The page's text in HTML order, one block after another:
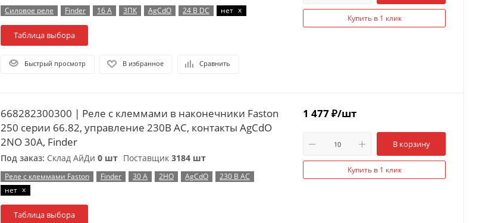
Силовое реле Finder 16 А 3ПК AgCdO 24 В DC нет x
Таблица выбора
Быстрый просмотр В избранное Сравнить
Купить в 1 клик
668282300300 | Реле с клеммами в наконечники Faston
250 серии 66.82, управление 230В AC, контакты AgCdO
2NO 30А, Finder
Под заказ: Склад АйДи 0 шт Поставщик 3184 шт
Реле с клеммами Faston Finder 30 А 2НО AgCdO
230 В AC
нет x
Таблица выбора
1 477₽/шт
В корзину
Купить в 1 клик